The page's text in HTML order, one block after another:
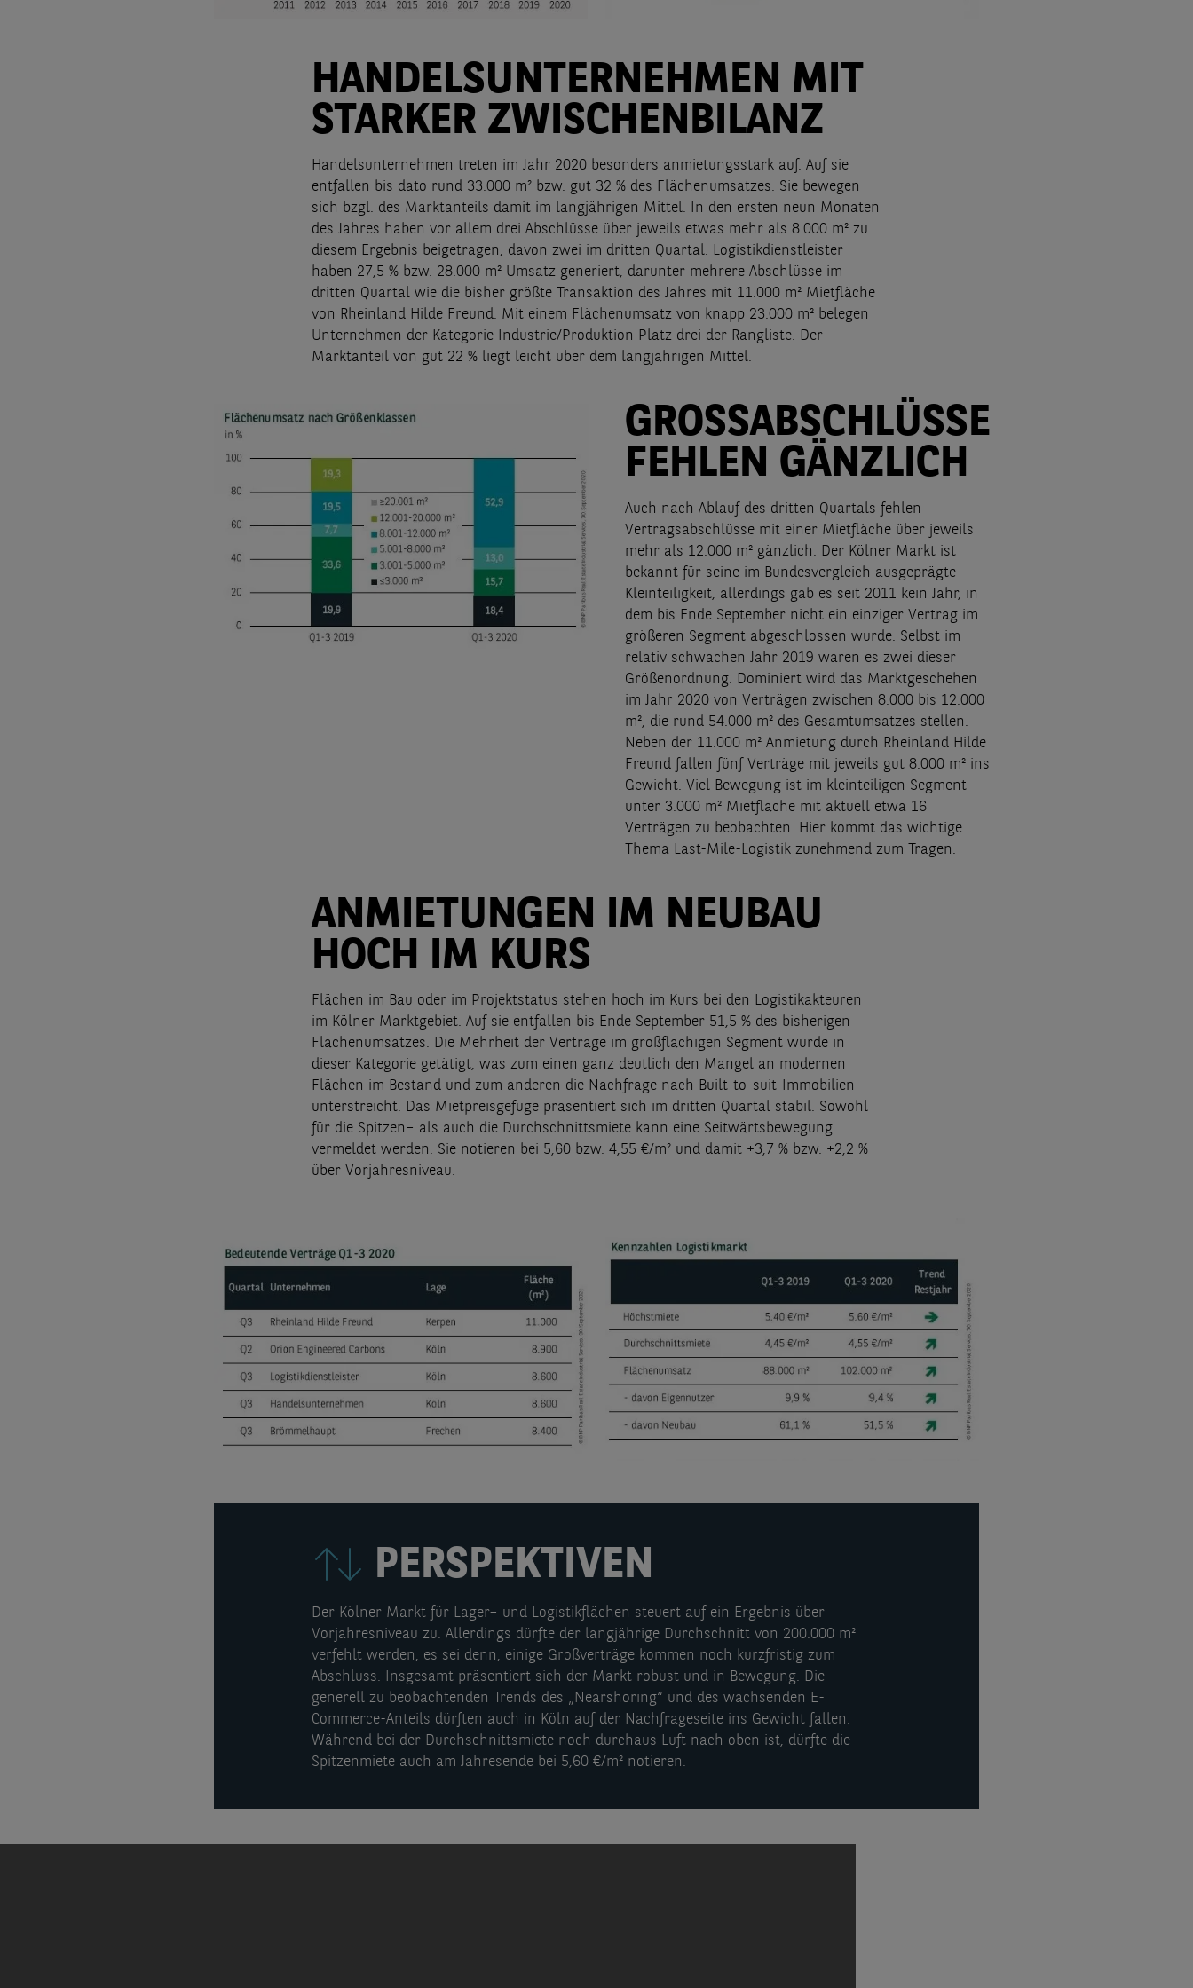
HANDELSUNTERNEHMEN MIT
STARKER ZWISCHENBILANZ
Handelsunternehmen treten im Jahr 2020 besonders anmietungsstark auf. Auf sie
entfallen bis dato rund 33.000 m² bzw. gut 32 % des Flächenumsatzes. Sie bewegen
sich bzgl. des Marktanteils damit im langjährigen Mittel. In den ersten neun Monaten
des Jahres haben vor allem drei Abschlüsse über jeweils etwas mehr als 8.000 m² zu
diesem Ergebnis beigetragen, davon zwei im dritten Quartal. Logistikdienstleister
haben 27,5 % bzw. 28.000 m² Umsatz generiert, darunter mehrere Abschlüsse im
dritten Quartal wie die bisher größte Transaktion des Jahres mit 11.000 m² Mietfläche
von Rheinland Hilde Freund. Mit einem Flächenumsatz von knapp 23.000 m² belegen
Unternehmen der Kategorie Industrie/Produktion Platz drei der Rangliste. Der
Marktanteil von gut 22 % liegt leicht über dem langjährigen Mittel.
GROSSABSCHLÜSSE
FEHLEN GÄNZLICH
Auch nach Ablauf des dritten Quartals fehlen
Vertragsabschlüsse mit einer Mietfläche über jeweils
mehr als 12.000 m² gänzlich. Der Kölner Markt ist
bekannt für seine im Bundesvergleich ausgeprägte
Kleinteiligkeit, allerdings gab es seit 2011 kein Jahr, in
dem bis Ende September nicht ein einziger Vertrag im
größeren Segment abgeschlossen wurde. Selbst im
relativ schwachen Jahr 2019 waren es zwei dieser
Größenordnung. Dominiert wird das Marktgeschehen
im Jahr 2020 von Verträgen zwischen 8.000 bis 12.000
m², die rund 54.000 m² des Gesamtumsatzes stellen.
Neben der 11.000 m² Anmietung durch Rheinland Hilde
Freund fallen fünf Verträge mit jeweils gut 8.000 m² ins
Gewicht. Viel Bewegung ist im kleinteiligen Segment
unter 3.000 m² Mietfläche mit aktuell etwa 16
Verträgen zu beobachten. Hier kommt das wichtige
Thema Last-Mile-Logistik zunehmend zum Tragen.
ANMIETUNGEN IM NEUBAU
HOCH IM KURS
Flächen im Bau oder im Projektstatus stehen hoch im Kurs bei den Logistikakteuren
im Kölner Marktgebiet. Auf sie entfallen bis Ende September 51,5 % des bisherigen
Flächenumsatzes. Die Mehrheit der Verträge im großflächigen Segment wurde in
dieser Kategorie getätigt, was zum einen ganz deutlich den Mangel an modernen
Flächen im Bestand und zum anderen die Nachfrage nach Built-to-suit-Immobilien
unterstreicht. Das Mietpreisgefüge präsentiert sich im dritten Quartal stabil. Sowohl
für die Spitzen– als auch die Durchschnittsmiete kann eine Seitwärtsbewegung
vermeldet werden. Sie notieren bei 5,60 bzw. 4,55 €/m² und damit +3,7 % bzw. +2,2 %
über Vorjahresniveau.
PERSPEKTIVEN
Der Kölner Markt für Lager– und Logistikflächen steuert auf ein Ergebnis über
Vorjahresniveau zu. Allerdings dürfte der langjährige Durchschnitt von 200.000 m²
verfehlt werden, es sei denn, einige Großverträge kommen noch kurzfristig zum
Abschluss. Insgesamt präsentiert sich der Markt robust und in Bewegung. Die
generell zu beobachtenden Trends des „Nearshoring“ und des wachsenden E-
Commerce-Anteils dürften auch in Köln auf der Nachfrageseite ins Gewicht fallen.
Während bei der Durchschnittsmiete noch durchaus Luft nach oben ist, dürfte die
Spitzenmiete auch am Jahresende bei 5,60 €/m² notieren.